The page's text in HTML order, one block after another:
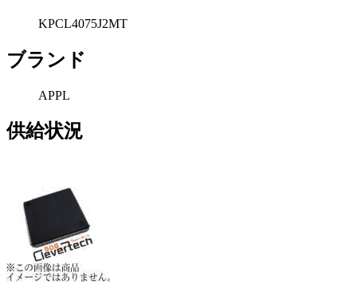
KPCL4075J2MT
ブランド
APPL
供給状況